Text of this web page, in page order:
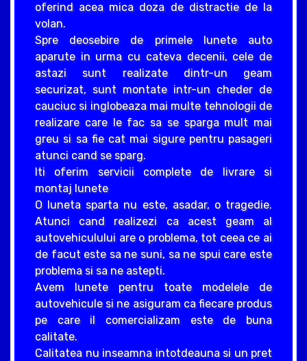
oferind acea mica doza de distractie de la
volan.
Spre deosebire de primele lunete auto
aparute in urma cu cateva decenii, cele de
astazi sunt realizate dintr-un geam
securizat, sunt montate intr-un cheder de
cauciuc si inglobeaza mai multe tehnologii de
realizare care le fac sa se sparga mult mai
greu si sa fie cat mai sigure pentru pasageri
atunci cand se sparg.
Iti oferim servicii complete de livrare si
montaj lunete
O luneta sparta nu este, asadar, o tragedie.
Atunci cand realizezi ca acest geam al
autovehiculului are o problema, tot ceea ce ai
de facut este sa ne suni, sa ne spui care este
problema si sa ne astepti.
Avem lunete pentru toate modelele de
autovehicule si ne asiguram ca fiecare produs
pe care il comercializam este de buna
calitate.
Calitatea nu inseamna intotdeauna si un pret